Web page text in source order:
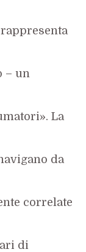
– un
La
da
correlate
di